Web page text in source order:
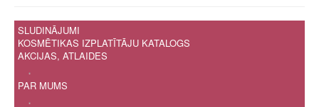
SLUDINĀJUMI
KOSMĒTIKAS IZPLATĪTĀJU KATALOGS
AKCIJAS, ATLAIDES
.
PAR MUMS
.